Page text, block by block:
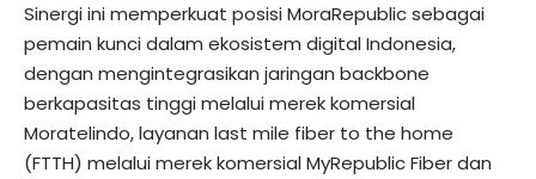
Sinergi ini memperkuat posisi MoraRepublic sebagai
pemain kunci dalam ekosistem digital Indonesia,
dengan mengintegrasikan jaringan backbone
berkapasitas tinggi melalui merek komersial
Moratelindo, layanan last mile fiber to the home
(FTTH) melalui merek komersial MyRepublic Fiber dan